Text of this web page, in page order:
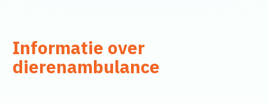
Informatie over
dierenambulance